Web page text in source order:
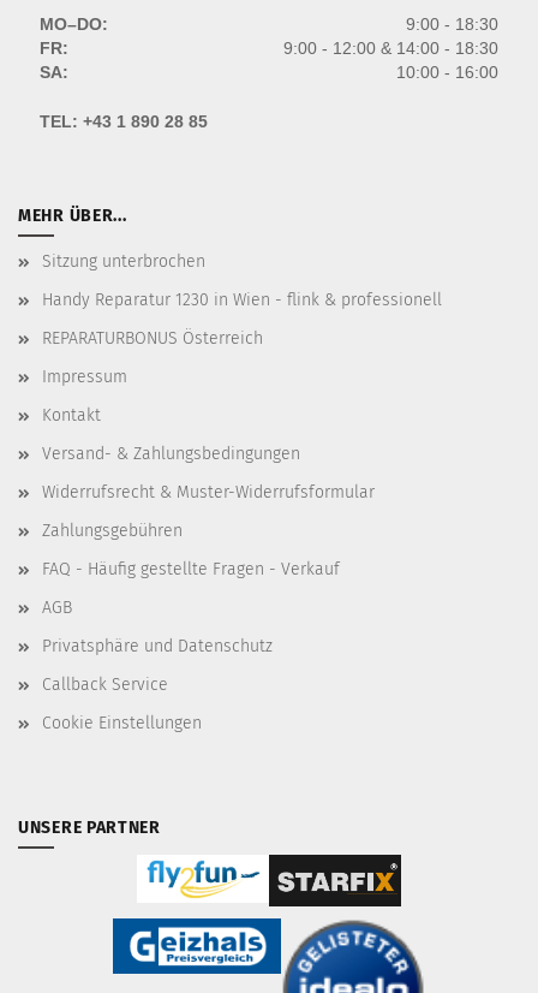
MO–DO:
9:00 - 18:30
FR:
9:00 - 12:00 & 14:00 - 18:30
SA:
10:00 - 16:00
TEL: +43 1 890 28 85
MEHR ÜBER...
Sitzung unterbrochen
Handy Reparatur 1230 in Wien - flink & professionell
REPARATURBONUS Österreich
Impressum
Kontakt
Versand- & Zahlungsbedingungen
Widerrufsrecht & Muster-Widerrufsformular
Zahlungsgebühren
FAQ - Häufig gestellte Fragen - Verkauf
AGB
Privatsphäre und Datenschutz
Callback Service
Cookie Einstellungen
UNSERE PARTNER